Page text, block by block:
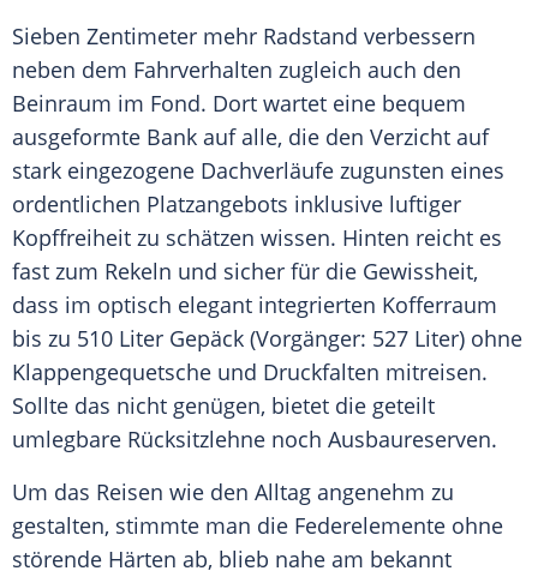
Sieben Zentimeter mehr Radstand verbessern
neben dem Fahrverhalten zugleich auch den
Beinraum im Fond. Dort wartet eine bequem
ausgeformte Bank auf alle, die den Verzicht auf
stark eingezogene Dachverläufe zugunsten eines
ordentlichen Platzangebots inklusive luftiger
Kopffreiheit zu schätzen wissen. Hinten reicht es
fast zum Rekeln und sicher für die Gewissheit,
dass im optisch elegant integrierten Kofferraum
bis zu 510 Liter Gepäck (Vorgänger: 527 Liter) ohne
Klappengequetsche und Druckfalten mitreisen.
Sollte das nicht genügen, bietet die geteilt
umlegbare Rücksitzlehne noch Ausbaureserven.
Um das Reisen wie den Alltag angenehm zu
gestalten, stimmte man die Federelemente ohne
störende Härten ab, blieb nahe am bekannt